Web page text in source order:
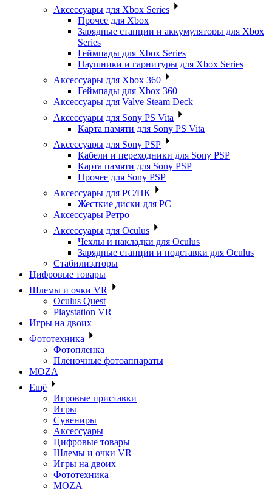
Аксессуары для Xbox Series
Прочее для Xbox
Зарядные станции и аккумуляторы для Xbox
Series
Геймпады для Xbox Series
Наушники и гарнитуры для Xbox Series
Аксессуары для Xbox 360
Геймпады для Xbox 360
Аксессуары для Valve Steam Deck
Аксессуары для Sony PS Vita
Карта памяти для Sony PS Vita
Аксессуары для Sony PSP
Кабели и переходники для Sony PSP
Карта памяти для Sony PSP
Прочее для Sony PSP
Аксессуары для PC/ПК
Жесткие диски для PC
Аксессуары Ретро
Аксессуары для Oculus
Чехлы и накладки для Oculus
Зарядные станции и подставки для Oculus
Стабилизаторы
Цифровые товары
Шлемы и очки VR
Oculus Quest
Playstation VR
Игры на двоих
Фототехника
Фотопленка
Плёночные фотоаппараты
MOZA
Ещё
Игровые приставки
Игры
Сувениры
Аксессуары
Цифровые товары
Шлемы и очки VR
Игры на двоих
Фототехника
MOZA